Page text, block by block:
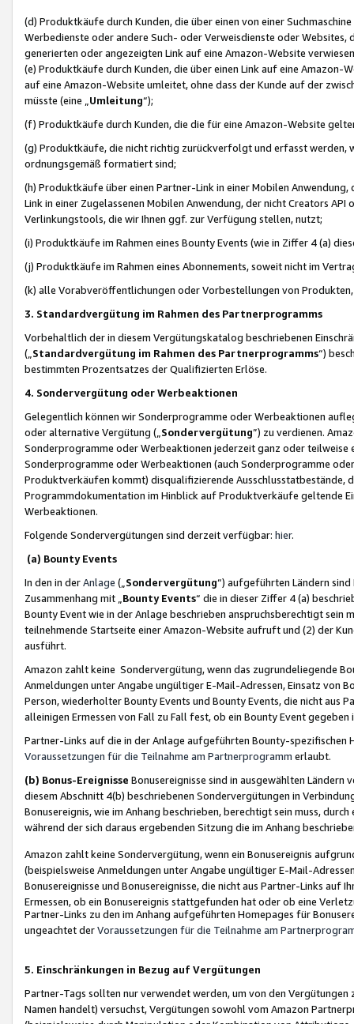
(d) Produktkäufe durch Kunden, die über einen von einer
Werbedienste oder andere Such- oder Verweisdienste oder Websites,
generierten oder angezeigten Link auf eine Amazon-Website
(e) Produktkäufe durch Kunden, die über einen Link auf eine
auf eine Amazon-Website umleitet, ohne dass der Kunde auf der
müsste (eine „ Umleitung“);
(f) Produktkäufe durch Kunden, die die für eine Amazon-Website
(g) Produktkäufe, die nicht richtig zurückverfolgt und erfasst werden,
ordnungsgemäß formatiert sind;
(h) Produktkäufe über einen Partner-Link in einer Mobilen
Link in einer Zugelassenen Mobilen Anwendung, der nicht Creators
Verlinkungstools, die wir Ihnen ggf. zur Verfügung stellen, nutzt;
(i) Produktkäufe im Rahmen eines Bounty Events (wie in Ziffer 4 (a)
(j) Produktkäufe im Rahmen eines Abonnements, soweit nicht im
(k) alle Vorabveröffentlichungen oder Vorbestellungen von
3. Standardvergütung im Rahmen des Partnerprogramms
Vorbehaltlich der in diesem Vergütungskatalog beschriebenen
(„ Standardvergütung im Rahmen des Partnerprogramms“)
bestimmten Prozentsatzes der Qualifizierten Erlöse.
4. Sondervergütung oder Werbeaktionen
Gelegentlich können wir Sonderprogramme oder Werbeaktionen
oder alternative Vergütung („ Sondervergütung”) zu verdienen.
Sonderprogramme oder Werbeaktionen jederzeit ganz oder
Sonderprogramme oder Werbeaktionen (auch Sonderprogramme
Produktverkäufen kommt) disqualifizierende Ausschlusstatbestände,
Programmdokumentation im Hinblick auf Produktverkäufe geltende
Werbeaktionen.
Folgende Sondervergütungen sind derzeit verfügbar: hier.
(a) Bounty Events
In den in derAnlage („ Sondervergütung“) aufgeführten Ländern
Zusammenhang mit „ Bounty Events“ die in dieser Ziffer 4 (a)
Bounty Event wie in der Anlage beschrieben anspruchsberechtigt sein
teilnehmende Startseite einer Amazon-Website aufruft und (2) der
ausführt.
Amazon zahlt keine Sondervergütung, wenn das zugrundeliegende
Anmeldungen unter Angabe ungültiger E-Mail-Adressen, Einsatz von
Person, wiederholter Bounty Events und Bounty Events, die nicht
alleinigen Ermessen von Fall zu Fall fest, ob ein Bounty Event
Partner-Links auf die in der Anlage aufgeführten Bounty-spezifischen
Voraussetzungen für die Teilnahme am Partnerprogramm erlaubt.
(b) Bonus-Ereignisse Bonusereignisse sind in ausgewählten Ländern
diesem Abschnitt 4(b) beschriebenen Sondervergütungen in
Bonusereignis, wie im Anhang beschrieben, berechtigt sein muss,
während der sich daraus ergebenden Sitzung die im Anhang
Amazon zahlt keine Sondervergütung, wenn ein Bonusereignis
(beispielsweise Anmeldungen unter Angabe ungültiger E-Mail-
Bonusereignisse und Bonusereignisse, die nicht aus Partner-Links auf
Ermessen, ob ein Bonusereignis stattgefunden hat oder ob eine
Partner-Links zu den im Anhang aufgeführten Homepages für
ungeachtet derVoraussetzungen für die Teilnahme am
5. Einschränkungen in Bezug auf Vergütungen
Partner-Tags sollten nur verwendet werden, um von den
Namen handelt) versuchst, Vergütungen sowohl vom Amazon